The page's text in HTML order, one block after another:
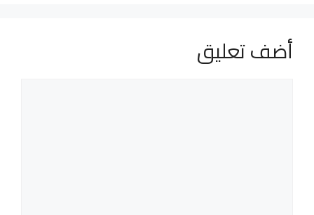
أضف تعليق